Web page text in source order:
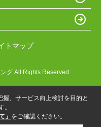
トマップ
グ All Rights Reserved.
、サービス向上検討を目的と
。
」 をご確認ください。